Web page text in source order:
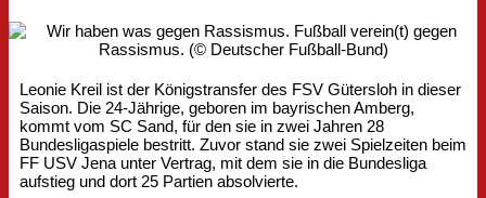
Leonie Kreil ist der Königstransfer des FSV Gütersloh in dieser
Saison. Die 24-Jährige, geboren im bayrischen Amberg,
kommt vom SC Sand, für den sie in zwei Jahren 28
Bundesligaspiele bestritt. Zuvor stand sie zwei Spielzeiten beim
FF USV Jena unter Vertrag, mit dem sie in die Bundesliga
aufstieg und dort 25 Partien absolvierte.